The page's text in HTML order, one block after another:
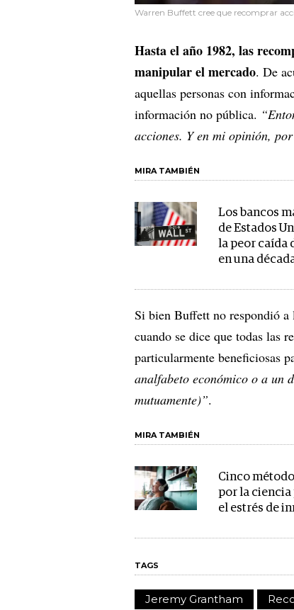
Warren Buffett cree que recomprar
Hasta el año 1982, las
manipular el mercado. De
aquellas personas con
información no pública.
acciones. Y en mi opinión,
MIRA TAMBIÉN
Los bancos
de Estados
la peor caída
en una
Si bien Buffett no respondió a
cuando se dice que todas las
particularmente beneficiosas
analfabeto económico o a un
mutuamente)”.
MIRA TAMBIÉN
Cinco
por la
el estrés de
TAGS
Jeremy Grantham